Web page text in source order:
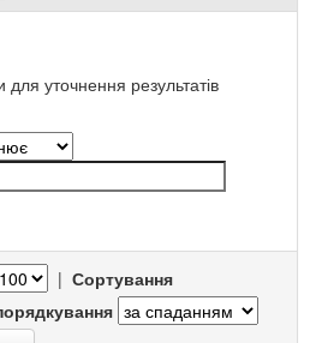
для уточнення результатів
| Сортування